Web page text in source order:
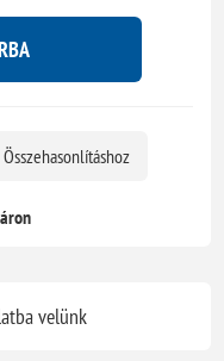
Összehasonlításhoz
velünk